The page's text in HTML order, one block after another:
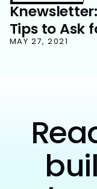
Tips to Ask
MAY 27, 2021